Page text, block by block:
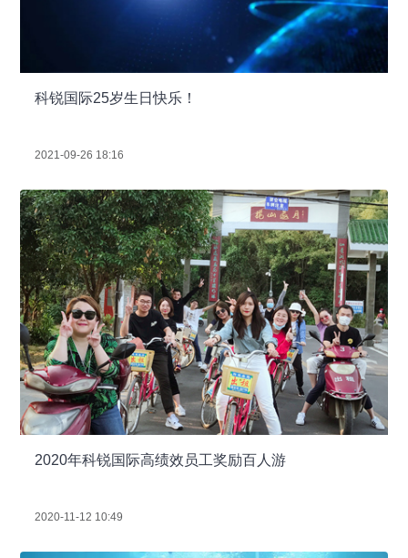
科锐国际25岁生日快乐！
2021-09-26 18:16
2020年科锐国际高绩效员工奖励百人游
2020-11-12 10:49